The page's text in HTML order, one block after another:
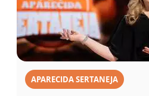
APARECIDA SERTANEJA